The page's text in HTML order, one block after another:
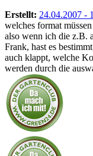
Erstellt: 24.04.2007 -
welches format
also wenn ich die z.B.
Frank, hast es
auch klappt, welche
werden durch die